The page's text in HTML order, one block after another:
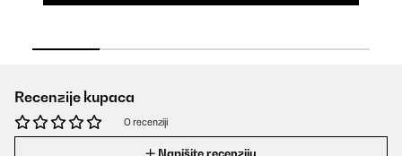
Recenzije kupaca
O recenziji